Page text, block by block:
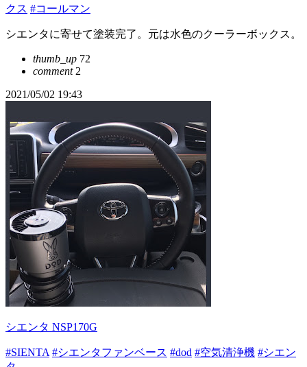
クス #コールマン
シエンタに寄せて塗装完了。元は水色のクーラーボックス。
thumb_up 72
comment2
2021/05/02 19:43
シエンタ NSP170G
#SIENTA #シエンタファンベース #dod #空気清浄機 #シエン